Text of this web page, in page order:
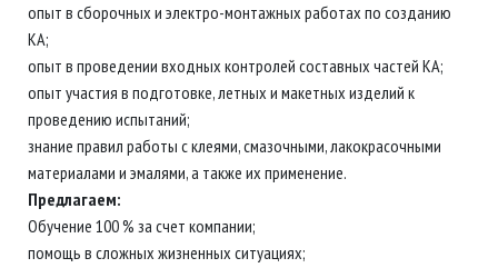
опыт в сборочных и электро-монтажных работах по созданию
КА;
опыт в проведении входных контролей составных частей КА;
опыт участия в подготовке, летных и макетных изделий к
проведению испытаний;
знание правил работы с клеями, смазочными, лакокрасочными
материалами и эмалями, а также их применение.
Предлагаем:
Обучение 100 % за счет компании;
помощь в сложных жизненных ситуациях;